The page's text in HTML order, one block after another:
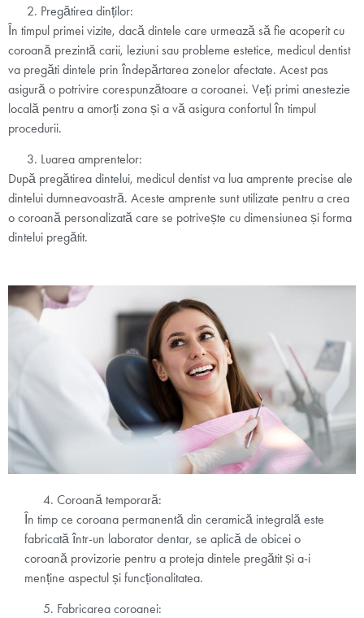
Pregătirea dinților:
În timpul primei vizite, dacă dintele care urmează să fie acoperit cu
coroană prezintă carii, leziuni sau probleme estetice, medicul dentist
va pregăti dintele prin îndepărtarea zonelor afectate. Acest pas
asigură o potrivire corespunzătoare a coroanei. Veți primi anestezie
locală pentru a amorți zona și a vă asigura confortul în timpul
procedurii.
Luarea amprentelor:
După pregătirea dintelui, medicul dentist va lua amprente precise ale
dintelui dumneavoastră. Aceste amprente sunt utilizate pentru a crea
o coroană personalizată care se potrivește cu dimensiunea și forma
dintelui pregătit.
Coroană temporară:
În timp ce coroana permanentă din ceramică integrală este
fabricată într-un laborator dentar, se aplică de obicei o
coroană provizorie pentru a proteja dintele pregătit și a-i
menține aspectul și funcționalitatea.
Fabricarea coroanei: